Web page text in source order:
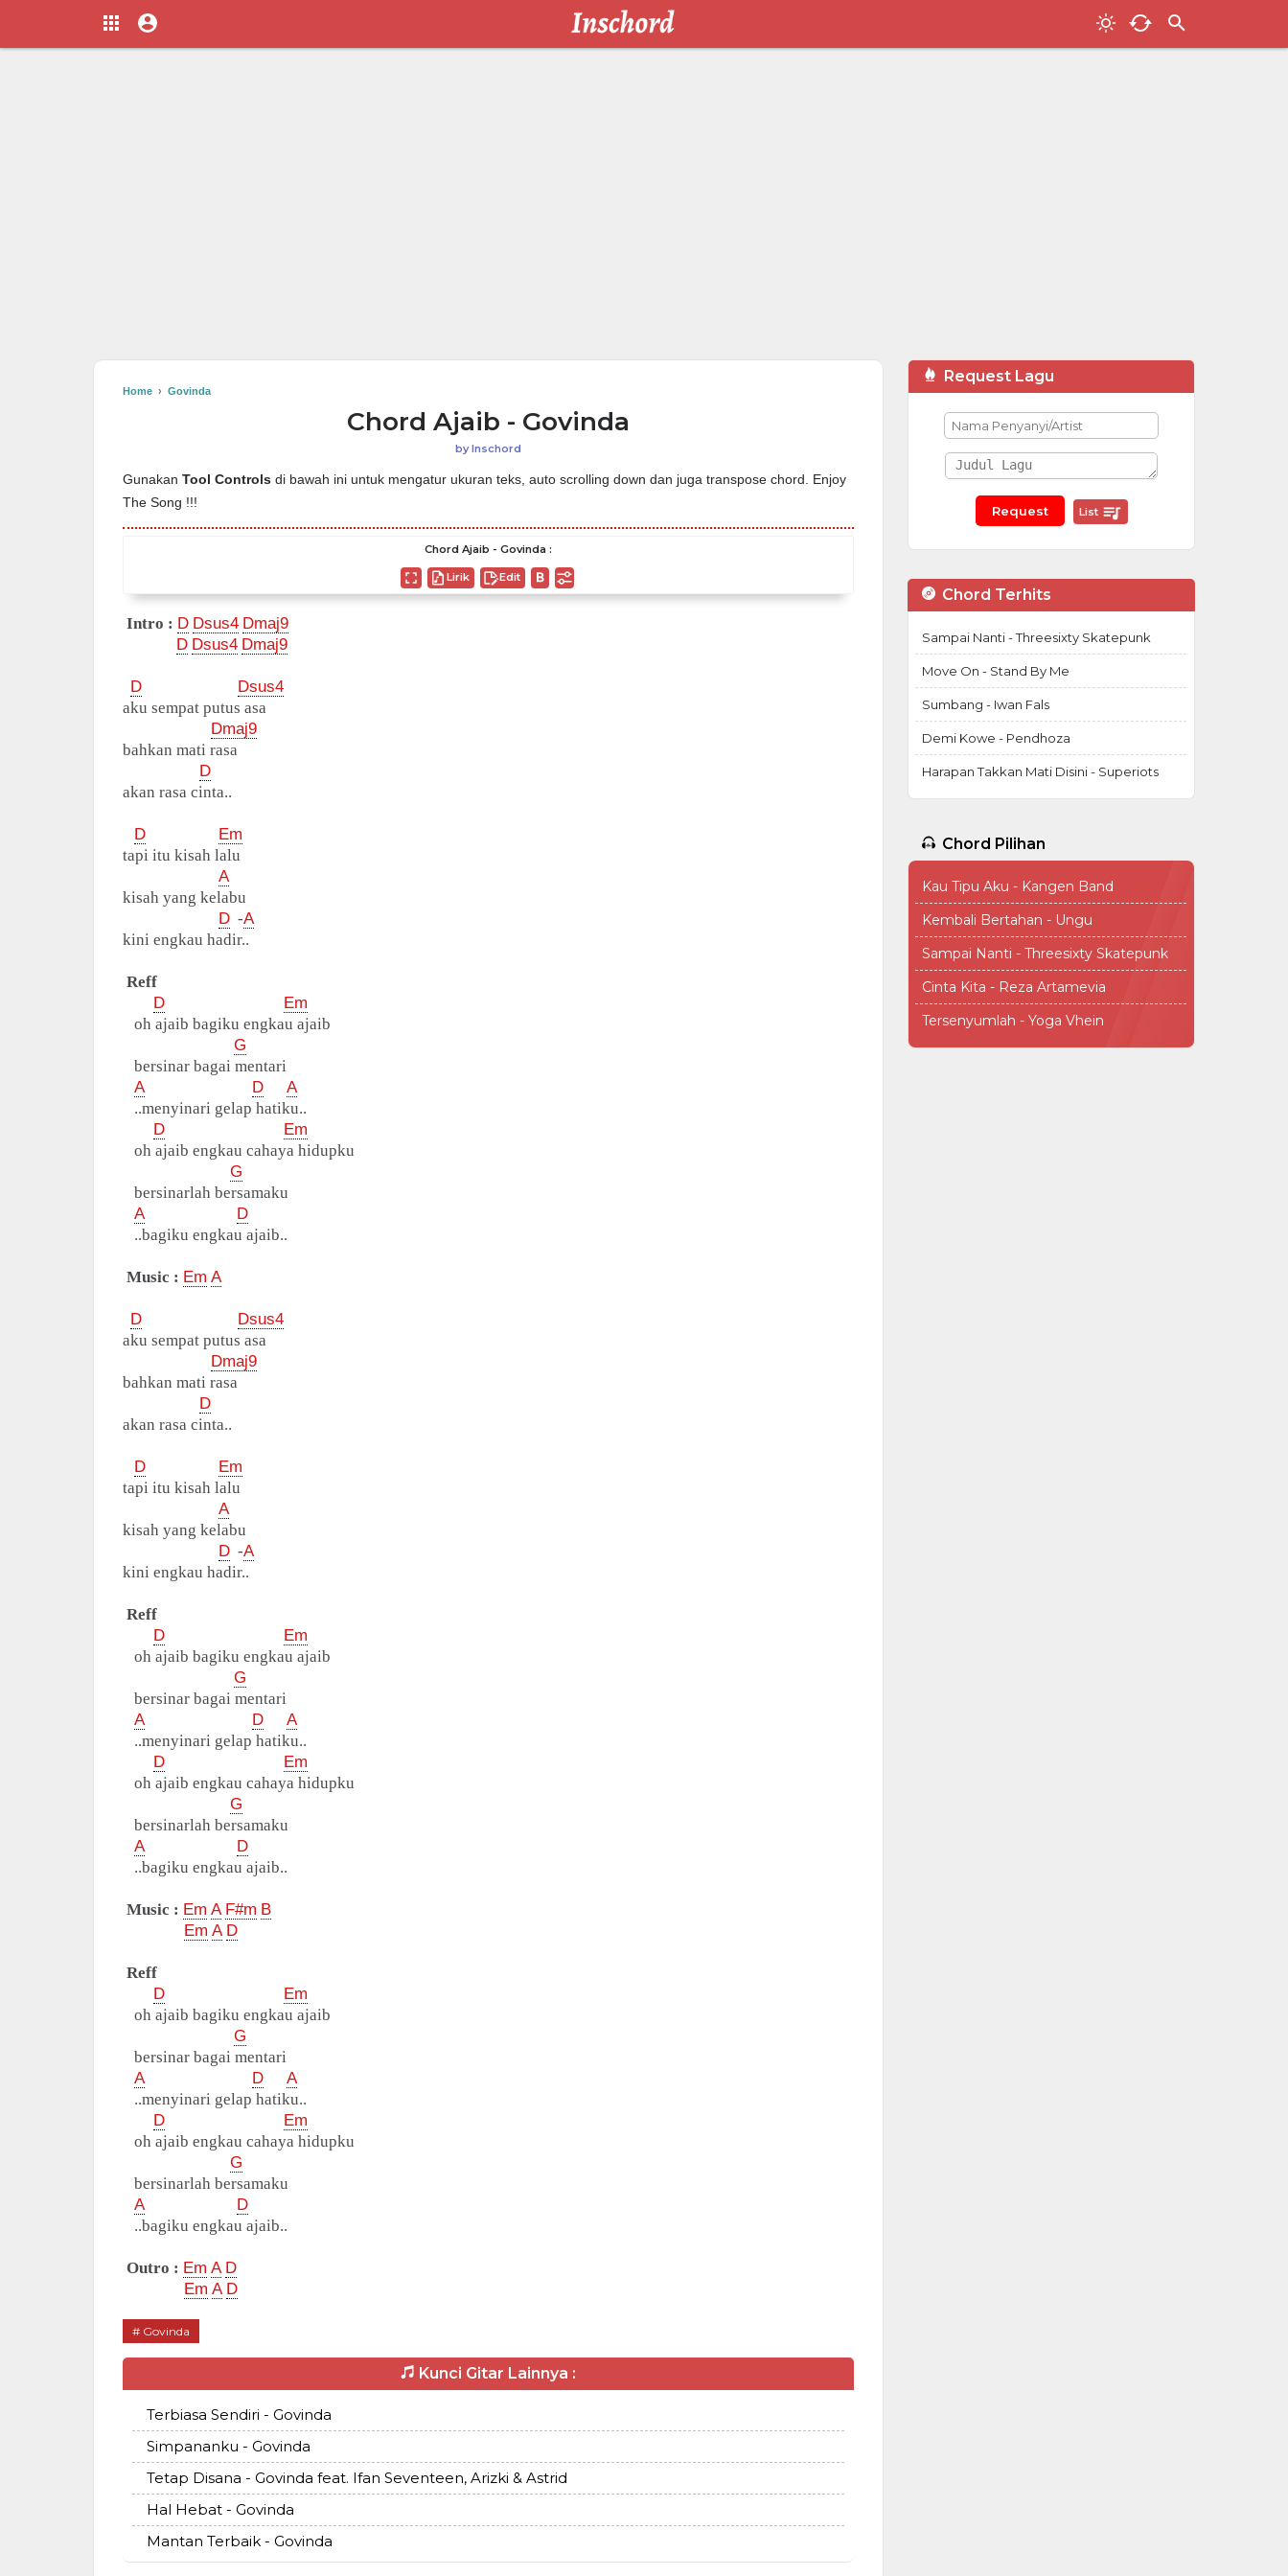
Home › Govinda
Chord Ajaib - Govinda
byInschord
Gunakan Tool Controls di bawah ini untuk mengatur ukuran teks, auto scrolling down dan juga transpose chord. Enjoy
The Song !!!
Chord Ajaib - Govinda :
Lirik Edit
Intro : D Dsus4 Dmaj9
D Dsus4 Dmaj9
D
Dsus4
aku sempat putus asa
Dmaj9
bahkan mati rasa
D
akan rasa cinta..
D
Em
tapi itu kisah lalu
A
kisah yang kelabu
D -A
kini engkau hadir..
Reff
D
Em
oh ajaib bagiku engkau ajaib
G
bersinar bagai mentari
A
D
A
..menyinari gelap hatiku..
D
Em
oh ajaib engkau cahaya hidupku
G
bersinarlah bersamaku
A
D
..bagiku engkau ajaib..
Music : Em A
D
Dsus4
aku sempat putus asa
Dmaj9
bahkan mati rasa
D
akan rasa cinta..
D
Em
tapi itu kisah lalu
A
kisah yang kelabu
D -A
kini engkau hadir..
Reff
D
Em
oh ajaib bagiku engkau ajaib
G
bersinar bagai mentari
A
D
A
..menyinari gelap hatiku..
D
Em
oh ajaib engkau cahaya hidupku
G
bersinarlah bersamaku
A
D
..bagiku engkau ajaib..
Music : Em A F#m B
Em A D
Reff
D
Em
oh ajaib bagiku engkau ajaib
G
bersinar bagai mentari
A
D
A
..menyinari gelap hatiku..
D
Em
oh ajaib engkau cahaya hidupku
G
bersinarlah bersamaku
A
D
..bagiku engkau ajaib..
Outro : Em A D
Em A D
Govinda
Kunci Gitar Lainnya :
Terbiasa Sendiri - Govinda
Simpananku - Govinda
Tetap Disana - Govinda feat. Ifan Seventeen, Arizki & Astrid
Hal Hebat - Govinda
Mantan Terbaik - Govinda
Request Lagu
List
Chord Terhits
Sampai Nanti - Threesixty Skatepunk
Move On - Stand By Me
Sumbang - Iwan Fals
Demi Kowe - Pendhoza
Harapan Takkan Mati Disini - Superiots
Chord Pilihan
Kau Tipu Aku - Kangen Band
Kembali Bertahan - Ungu
Sampai Nanti - Threesixty Skatepunk
Cinta Kita - Reza Artamevia
Tersenyumlah - Yoga Vhein